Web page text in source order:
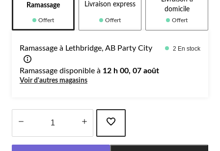
Ramassage
Offert
Livraison express
Offert
domicile
Offert
Ramassage à Lethbridge, AB Party City 2 En stock
Ramassage disponible à 12 h 00, 07 août
Voir d'autres magasins